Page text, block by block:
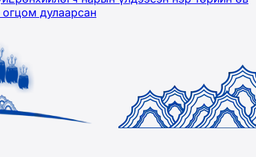
дулаарсан